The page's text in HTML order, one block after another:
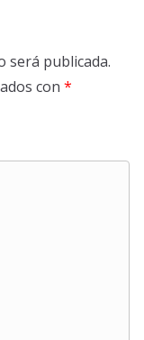
será publicada.
con *